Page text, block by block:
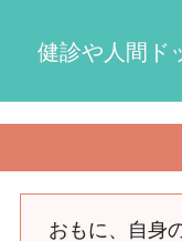
健診や人間ド
おもに、自身